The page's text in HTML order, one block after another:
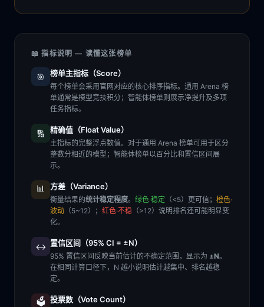
📖 指标说明 — 读懂这张榜单
🎯 榜单主指标（Score）
每个榜单会采用官网对应的核心排序指标。通用 Arena 榜
单通常是模型竞技积分；智能体榜单则展示净提升及多项
任务指标。
🔢 精确值（Float Value）
主指标的完整浮点数值。对于通用 Arena 榜单可用于区分
整数分相近的模型；智能体榜单以百分比和置信区间展
示。
📊 方差（Variance）
衡量结果的统计稳定程度。 绿色·稳定 （<5）更可信； 橙色·
波动 （5~12）； 红色·不稳 （>12）说明排名还可能明显变
化。
↔️ 置信区间（95% CI = ±N）
95% 置信区间反映当前估计的不确定范围，显示为 ±N。
在相同计算口径下，N 越小说明估计越集中、排名越稳
定。
🗳️ 投票数（Vote Count）